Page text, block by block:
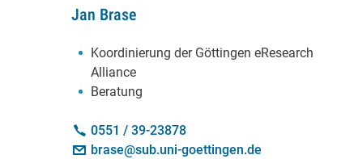
Jan Brase
Schwerpunkte:
Koordinierung der Göttingen eResearch
Alliance
Beratung
Kontakt:
Telefon:
0551 / 39-23878
E-Mail:
brase@sub.uni-goettingen.de